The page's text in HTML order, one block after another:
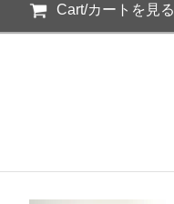
Cart/カートを見る